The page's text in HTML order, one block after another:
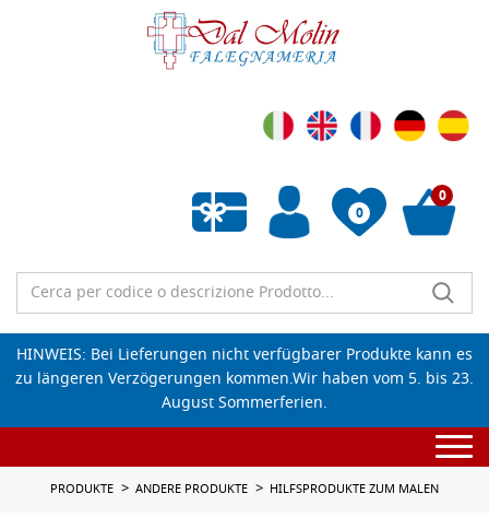
0
Wunschliste leeren
0
HINWEIS: Bei Lieferungen nicht verfügbarer Produkte kann es
zu längeren Verzögerungen kommen.Wir haben vom 5. bis 23.
August Sommerferien.
PRODUKTE ANDERE PRODUKTE HILFSPRODUKTE ZUM MALEN